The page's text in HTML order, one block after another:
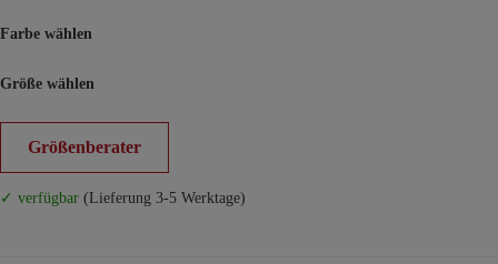
Farbe wählen
Größe wählen
Größenberater
✓ verfügbar (Lieferung 3-5 Werktage)